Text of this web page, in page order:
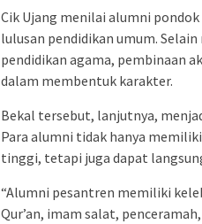
Cik Ujang menilai alumni
lulusan pendidikan umum.
pendidikan agama, pembinaan
dalam membentuk karakter.
Bekal tersebut, lanjutnya,
Para alumni tidak hanya
tinggi, tetapi juga dapat
“Alumni pesantren memiliki
Qur’an, imam salat,